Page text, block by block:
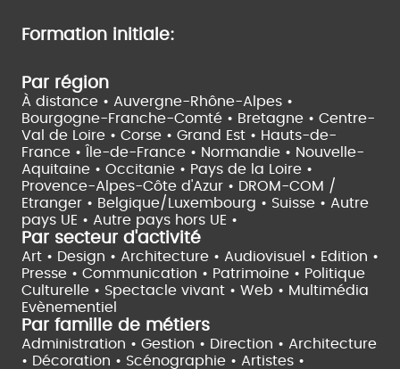
Formation initiale:
Par région
À distance • Auvergne-Rhône-Alpes •
Bourgogne-Franche-Comté • Bretagne • Centre-
Val de Loire • Corse • Grand Est • Hauts-de-
France •
Île-de-France • Normandie • Nouvelle-
Aquitaine • Occitanie • Pays de la Loire •
Provence-Alpes-Côte d'Azur • DROM-COM /
Etranger • Belgique/Luxembourg • Suisse • Autre
pays UE • Autre pays hors UE •
Par secteur d'activité
Art • Design • Architecture • Audiovisuel • Edition •
Presse • Communication • Patrimoine • Politique
Culturelle • Spectacle vivant • Web • Multimédia
Evènementiel
Par famille de métiers
Administration • Gestion • Direction • Architecture
• Décoration • Scénographie • Artistes •